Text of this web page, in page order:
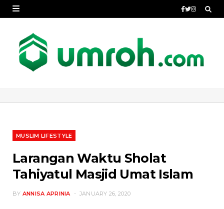
MUSLIM LIFESTYLE
Larangan Waktu Sholat
Tahiyatul Masjid Umat Islam
BY ANNISA APRINIA JANUARY 26, 2020